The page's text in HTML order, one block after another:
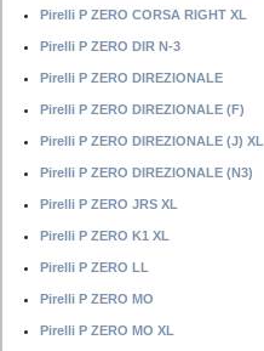
Pirelli P ZERO CORSA RIGHT XL
Pirelli P ZERO DIR N-3
Pirelli P ZERO DIREZIONALE
Pirelli P ZERO DIREZIONALE (F)
Pirelli P ZERO DIREZIONALE (J) XL
Pirelli P ZERO DIREZIONALE (N3)
Pirelli P ZERO JRS XL
Pirelli P ZERO K1 XL
Pirelli P ZERO LL
Pirelli P ZERO MO
Pirelli P ZERO MO XL